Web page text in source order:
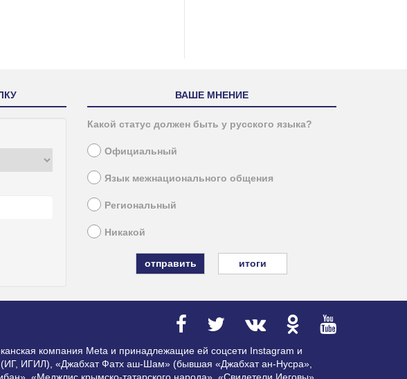
ВАШЕ МНЕНИЕ
Какой статус должен быть у русского языка?
Официальный
Язык межнационального общения
Региональный
Никакой
итоги
компания Meta и принадлежащие ей соцсети Instagram и
(ИГ, ИГИЛ), «Джабхат Фатх аш-Шам» (бывшая «Джабхат ан-Нусра»,
«Меджлис крымско-татарского народа», «Свидетели Иеговы»,